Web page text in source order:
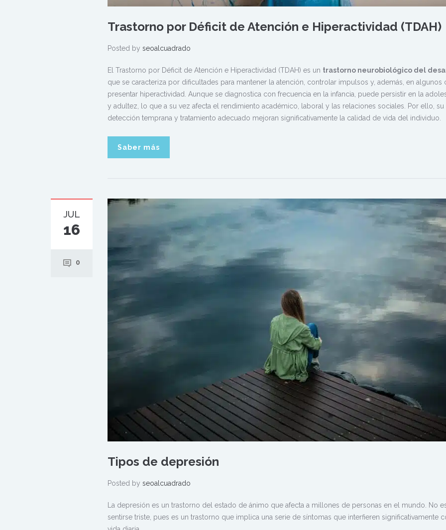
Trastorno por Déficit de Atención e Hiperactividad (TDAH)
Posted by seoalcuadrado
El Trastorno por Déficit de Atención e Hiperactividad (TDAH) es un trastorno neurobiológico del
que se caracteriza por dificultades para mantener la atención, controlar impulsos y, además, en algunos
presentar hiperactividad. Aunque se diagnostica con frecuencia en la infancia, puede persistir en la
y adultez, lo que a su vez afecta el rendimiento académico, laboral y las relaciones sociales. Por ello, su
detección temprana y tratamiento adecuado mejoran significativamente la calidad de vida del individuo.
Saber más
JUL
16
0
Tipos de depresión
Posted by seoalcuadrado
La depresión es un trastorno del estado de ánimo que afecta a millones de personas en el mundo. No
sentirse triste, pues es un trastorno que implica una serie de síntomas que interfieren significativamente